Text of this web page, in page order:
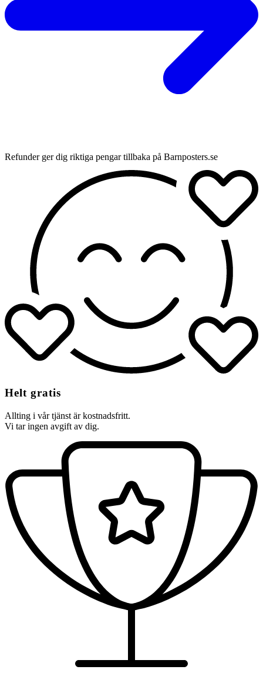
Refunder ger dig riktiga pengar tillbaka på Barnposters.se
Helt gratis
Allting i vår tjänst är kostnadsfritt.
Vi tar ingen avgift av dig.